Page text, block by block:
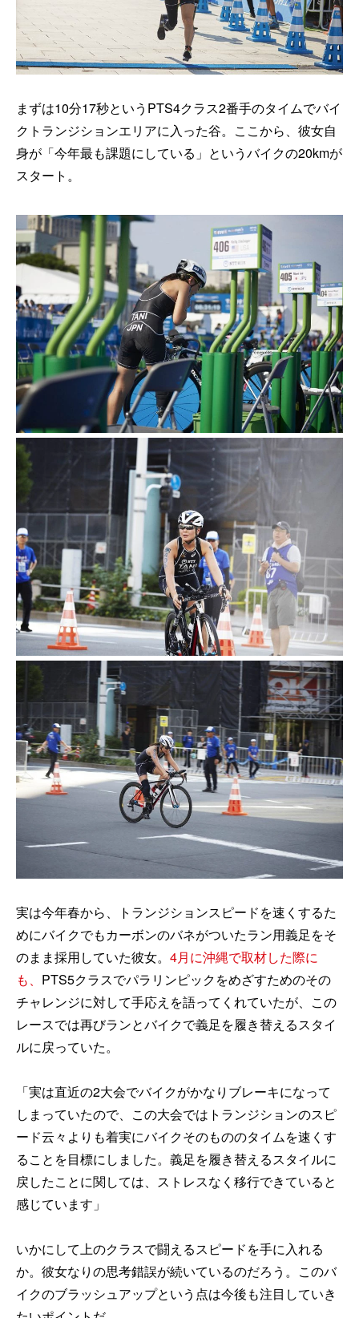
まずは10分17秒というPTS4クラス2番手のタイムでバイ
クトランジションエリアに入った谷。ここから、彼女自
身が「今年最も課題にしている」というバイクの20kmが
スタート。
実は今年春から、トランジションスピードを速くするた
めにバイクでもカーボンのバネがついたラン用義足をそ
のまま採用していた彼女。 4月に沖縄で取材した際に
も、 PTS5クラスでパラリンピックをめざすためのその
チャレンジに対して手応えを語ってくれていたが、この
レースでは再びランとバイクで義足を履き替えるスタイ
ルに戻っていた。
「実は直近の2大会でバイクがかなりブレーキになって
しまっていたので、この大会ではトランジションのスピ
ード云々よりも着実にバイクそのもののタイムを速くす
ることを目標にしました。義足を履き替えるスタイルに
戻したことに関しては、ストレスなく移行できていると
感じています」
いかにして上のクラスで闘えるスピードを手に入れる
か。彼女なりの思考錯誤が続いているのだろう。このバ
イクのブラッシュアップという点は今後も注目していき